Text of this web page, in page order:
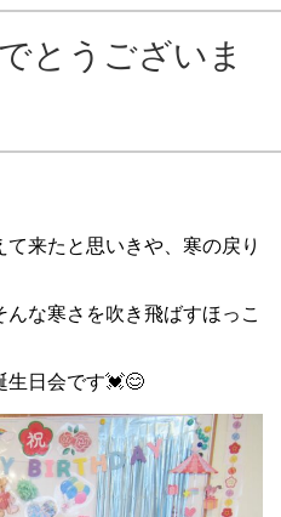
とうございま
来たと思いきや、寒の戻り
な寒さを吹き飛ばすほっこ
生日会です💓😊